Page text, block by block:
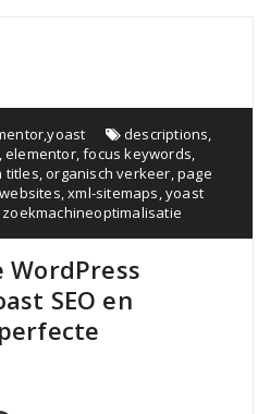
,yoast descriptions,
,elementor,focus keywords,
titles,organisch verkeer,page
,xml-sitemaps,yoast
zoekmachineoptimalisatie
SEO en